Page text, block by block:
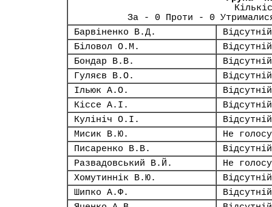
За - 0 Проти - 0
Барвіненко В.Д.
Відсутній
Біловол О.М.
Відсутній
Бондар В.В.
Відсутній
Гуляєв В.О.
Відсутній
Ільюк А.О.
Відсутній
Кіссе А.І.
Відсутній
Кулініч О.І.
Відсутній
Мисик В.Ю.
Не
Писаренко В.В.
Відсутній
Развадовський В.Й.
Не
Хомутиннік В.Ю.
Відсутній
Шипко А.Ф.
Відсутній